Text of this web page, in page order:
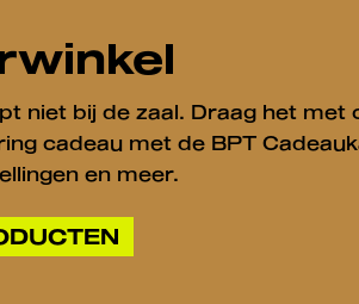
niet bij de zaal. Draag het met
cadeau met de BPT
en meer.